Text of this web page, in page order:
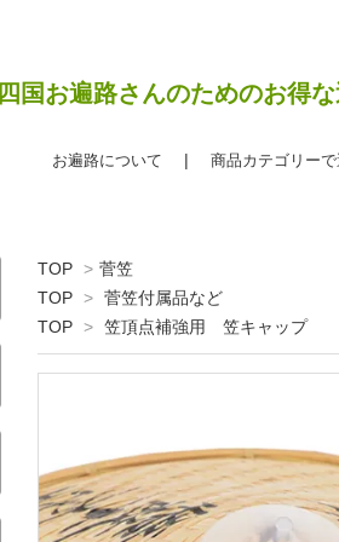
四国お遍路さんのためのお得
お遍路について 商品カテゴリー
TOP > 菅笠
TOP > 菅笠付属品など
TOP > 笠頂点補強用 笠キャップ